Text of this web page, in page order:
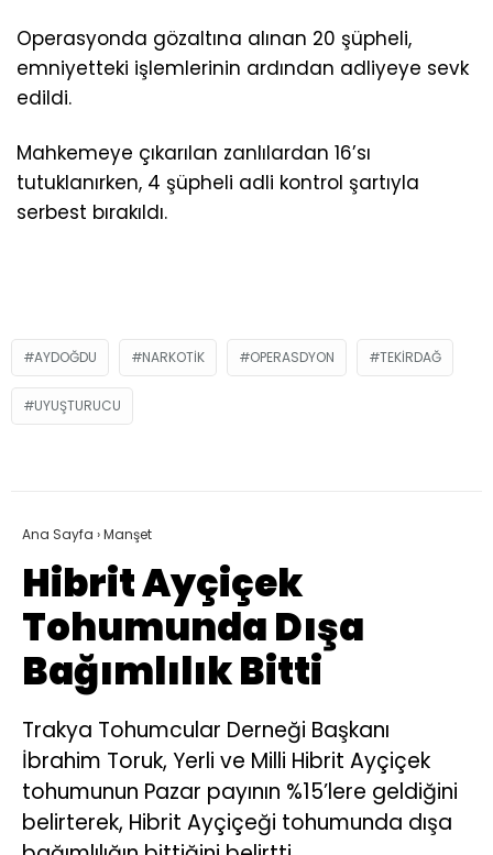
Operasyonda gözaltına alınan 20 şüpheli,
emniyetteki işlemlerinin ardından adliyeye sevk
edildi.
Mahkemeye çıkarılan zanlılardan 16’sı
tutuklanırken, 4 şüpheli adli kontrol şartıyla
serbest bırakıldı.
AYDOĞDU NARKOTIK OPERASDYON TEKIRDAĞ
UYUŞTURUCU
Ana Sayfa ›Manşet
Hibrit Ayçiçek
Tohumunda Dışa
Bağımlılık Bitti
Trakya Tohumcular Derneği Başkanı
İbrahim Toruk, Yerli ve Milli Hibrit Ayçiçek
tohumunun Pazar payının %15’lere geldiğini
belirterek, Hibrit Ayçiçeği tohumunda dışa